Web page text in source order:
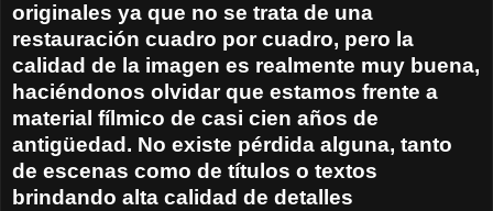
originales ya que no se trata de una
restauración cuadro por cuadro, pero la
calidad de la imagen es realmente muy buena,
haciéndonos olvidar que estamos frente a
material fílmico de casi cien años de
antigüedad. No existe pérdida alguna, tanto
de escenas como de títulos o textos
brindando alta calidad de detalles